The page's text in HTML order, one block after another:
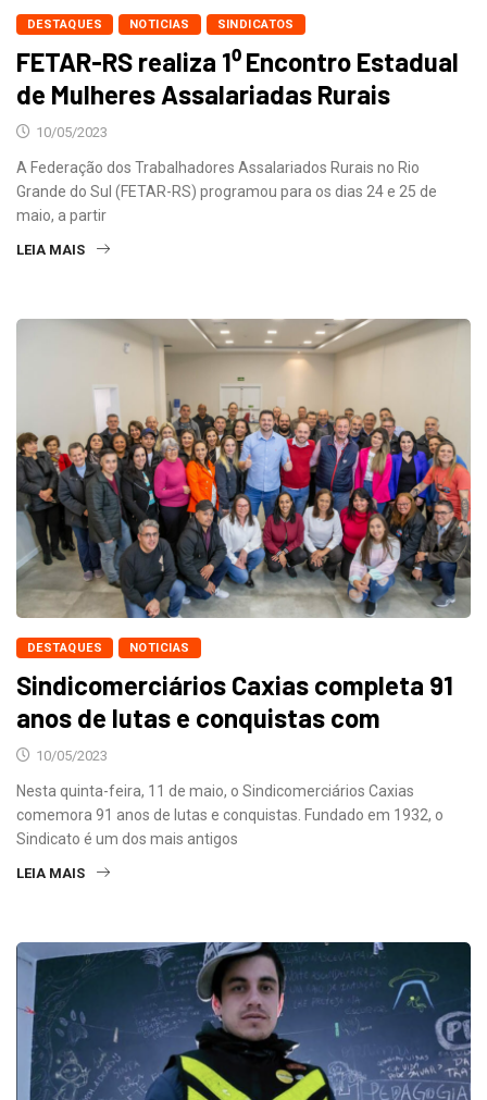
DESTAQUES NOTICIAS SINDICATOS
FETAR-RS realiza 1⁰ Encontro Estadual
de Mulheres Assalariadas Rurais
10/05/2023
A Federação dos Trabalhadores Assalariados Rurais no Rio
Grande do Sul (FETAR-RS) programou para os dias 24 e 25 de
maio, a partir
LEIA MAIS
DESTAQUES NOTICIAS
Sindicomerciários Caxias completa 91
anos de lutas e conquistas com
10/05/2023
Nesta quinta-feira, 11 de maio, o Sindicomerciários Caxias
comemora 91 anos de lutas e conquistas. Fundado em 1932, o
Sindicato é um dos mais antigos
LEIA MAIS